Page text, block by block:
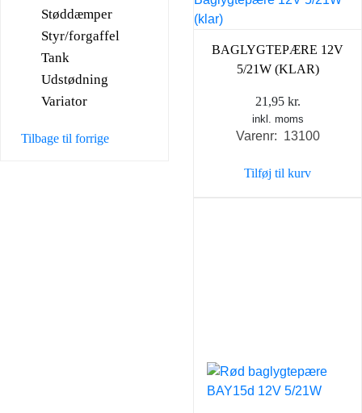
Støddæmper
Styr/forgaffel
Tank
Udstødning
Variator
Tilbage til forrige
BAGLYGTEPÆRE 12V
5/21W (KLAR)
21,95 kr.
inkl. moms
Varenr: 13100
Tilføj til kurv